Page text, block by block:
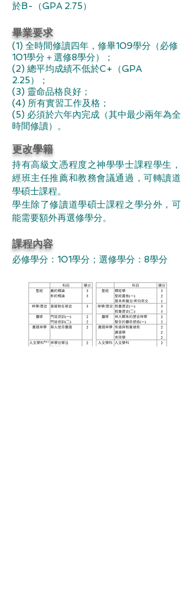
於B-（GPA 2.75）
畢業要求
(1) 全時間修讀四年，修畢109學分（必修
101學分＋選修8學分）；
(2) 總平均成績不低於C+（GPA
2.25）；
(3) 靈命品格良好；
(4) 所有實習工作及格；
(5) 必須於六年內完成（其中最少兩年為全
時間修讀）。
更改學籍
持有高級文憑程度之神學學士課程學生，
經班主任推薦和教務會議通過，可轉讀道
學碩士課程。
學生除了修讀道學碩士課程之學分外，可
能需要額外再選修學分。
課程內容
必修學分：101學分；選修學分：8學分